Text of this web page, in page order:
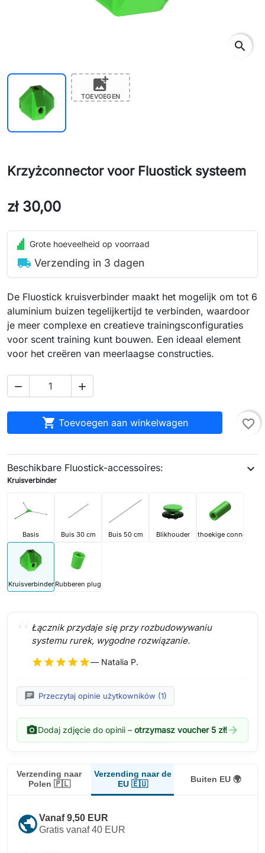
search
add_photo_alternate
TOEVOEGEN
Krzyżconnector voor Fluostick systeem
zł 30,00
Grote hoeveelheid op voorraad
local_shipping Verzending in 3 dagen
De Fluostick kruisverbinder maakt het mogelijk om tot 6
aluminium buizen tegelijkertijd te verbinden, waardoor
je meer complexe en creatieve trainingsconfiguraties
voor scent training kunt bouwen. Een ideaal element
voor het creëren van meerlaagse constructies.
 
 Toevoegen aan winkelwagen favorite_border
Beschikbare Fluostick-accessoires:
Kruisverbinder
expand_more
Basis Buis 30 cm Buis 50 cm BlikhouderRechthoekige connector
Kruisverbinder Rubberen plug
Łącznik przydaje się przy rozbudowywaniu
systemu rurek, wygodne rozwiązanie.
star star star star star— Natalia P.
chat Przeczytaj opinie użytkowników (1)
photo_cameraDodaj zdjęcie do opinii – otrzymasz voucher 5 zł!arrow_forward
Verzending naar
Polen 🇵🇱
Verzending naar de
EU 🇪🇺
Buiten EU 🌍
publicVanaf 9,50 EUR
Gratis vanaf 40 EUR